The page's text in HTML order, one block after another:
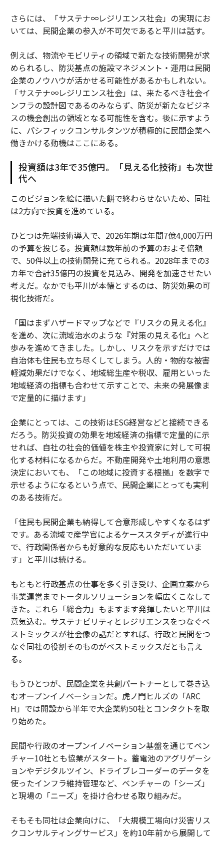
さらには、「サステナ∞レジリエンス社会」の実現にお
いては、民間企業の参入が不可欠であると平川は話す。
例えば、物流やモビリティの領域で新たな技術開発が求
められるし、防災基点の施設マネジメント・運用は民間
企業のノウハウが活かせる可能性があるかもしれない。
「サステナ∞レジリエンス社会」は、来たるべき社会イ
ンフラの設計図であるのみならず、防災が新たなビジネ
スの機会創出の領域となる可能性を含む。後に示すよう
に、パシフィックコンサルタンツが積極的に民間企業へ
働きかける動機はここにある。
投資額は3年で35億円。「見える化技術」も次世
代へ
このビジョンを絵に描いた餅で終わらせないため、同社
は2方向で投資を進めている。
ひとつは先端技術導入で、2026年期は年間7億4,000万円
の予算を投じる。投資額は数年前の予算のおよそ倍額
で、50件以上の技術開発に充てられる。2028年までの3
カ年で合計35億円の投資を見込み、開発を加速させたい
考えだ。なかでも平川が本懐とするのは、防災効果の可
視化技術だ。
「国はまずハザードマップなどで『リスクの見える化』
を進め、次に流域治水のような『対策の見える化』へと
歩みを進めてきました。しかし、リスクを示すだけでは
自治体も住民も立ち尽くしてしまう。人的・物的な被害
軽減効果だけでなく、地域総生産や税収、雇用といった
地域経済の指標も合わせて示すことで、未来の発展像ま
で定量的に描けます」
企業にとっては、この技術はESG経営などと接続できる
だろう。防災投資の効果を地域経済の指標で定量的に示
せれば、自社の社会的価値を株主や投資家に対して可視
化する材料になるからだ。不動産開発や土地利用の意思
決定においても、「この地域に投資する根拠」を数字で
示せるようになるという点で、民間企業にとっても実利
のある技術だ。
「住民も民間企業も納得して合意形成しやすくなるはず
です。ある流域で産学官によるケーススタディが進行中
で、行政関係者からも好意的な反応もいただいていま
す」と平川は続ける。
もともと行政基点の仕事を多く引き受け、企画立案から
事業運営までトータルソリューションを幅広くこなして
きた。これら「総合力」もますます発揮したいと平川は
意気込む。サステナビリティとレジリエンスをつなぐベ
ストミックスが社会像の話だとすれば、行政と民間をつ
なぐ同社の役割そのものがベストミックスだとも言え
る。
もうひとつが、民間企業を共創パートナーとして巻き込
むオープンイノベーションだ。虎ノ門ヒルズの「ARC
H」では開設から半年で大企業約50社とコンタクトを取
り始めた。
民間や行政のオープンイノベーション基盤を通じてベン
チャー10社とも協業がスタート。蓄電池のアグリゲーシ
ョンやデジタルツイン、ドライブレコーダーのデータを
使ったインフラ維持管理など、ベンチャーの「シーズ」
と現場の「ニーズ」を掛け合わせる取り組みだ。
そもそも同社は企業向けに、「大規模工場向け災害リス
クコンサルティングサービス」を約10年前から展開して